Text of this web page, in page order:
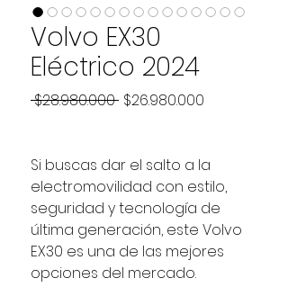
Volvo EX30
Eléctrico 2024
$28.980.000 Precio
$26.980.000
Si buscas dar el salto a la
electromovilidad con estilo,
seguridad y tecnología de
última generación, este Volvo
EX30 es una de las mejores
opciones del mercado.